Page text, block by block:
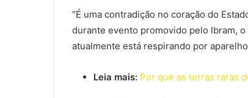
“É uma contradição no coração do
durante evento promovido pelo Ibram,
atualmente está respirando por
Leia mais: Por que as terras raras